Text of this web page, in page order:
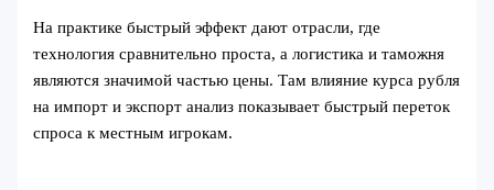
На практике быстрый эффект дают отрасли, где
технология сравнительно проста, а логистика и таможня
являются значимой частью цены. Там влияние курса рубля
на импорт и экспорт анализ показывает быстрый переток
спроса к местным игрокам.